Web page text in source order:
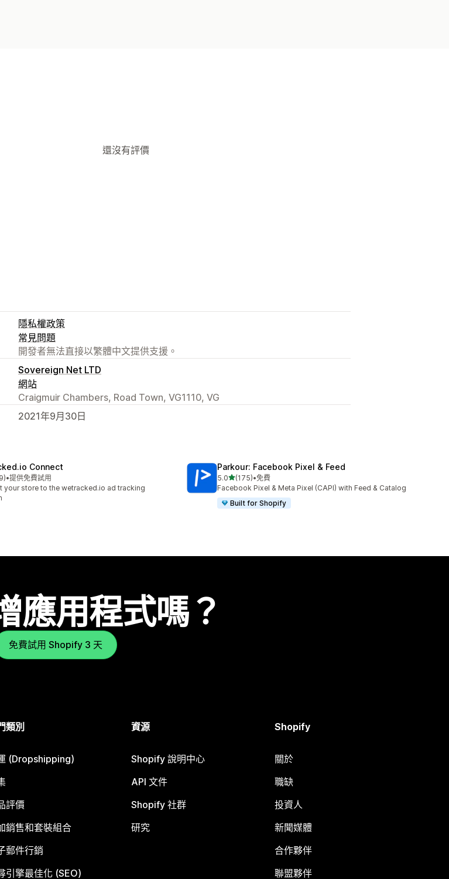
還沒有評價
隱私權政策
常見問題
開發者無法直接以繁體中文提供支援。
Sovereign Net LTD
網站
Craigmuir Chambers, Road Town, VG1110, VG
2021年9月30日
Connect
顆星
評價
•提供免費試用
your store to the wetracked.io ad tracking
Parkour: Facebook Pixel & Feed
5.0滿分 5 顆星
(175)
共有 175 則評價
•免費
Facebook Pixel & Meta Pixel (CAPI) with Feed & Catalog
Built for Shopify
應用程式嗎？
免費試用 Shopify 3 天
類別
(Dropshipping)
評價
銷售和套裝組合
郵件行銷
引擎最佳化 (SEO)
資源
Shopify 說明中心
API 文件
Shopify 社群
研究
Shopify
關於
職缺
投資人
新聞媒體
合作夥伴
聯盟夥伴